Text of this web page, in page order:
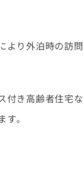
より外泊時の訪問
付き高齢者住宅な
。